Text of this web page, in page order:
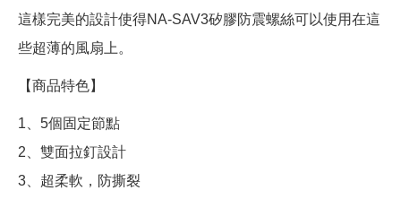
這樣完美的設計使得NA-SAV3矽膠防震螺絲可以使用在這
些超薄的風扇上。
【商品特色】
1、5個固定節點
2、雙面拉釘設計
3、超柔軟，防撕裂